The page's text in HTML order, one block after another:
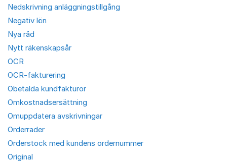
Nedskrivning anläggningstillgång
Negativ lön
Nya råd
Nytt räkenskapsår
OCR
OCR-fakturering
Obetalda kundfakturor
Omkostnadsersättning
Omuppdatera avskrivningar
Orderrader
Orderstock med kundens ordernummer
Original